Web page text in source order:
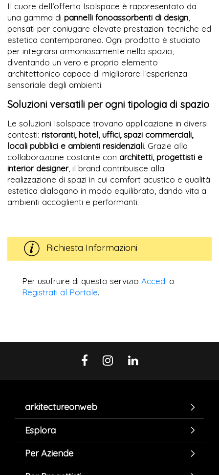
Il cuore dell’offerta Isolspace è rappresentato da
una gamma di pannelli fonoassorbenti di design
pensati per coniugare elevate prestazioni tecniche ed
estetica contemporanea. Ogni prodotto è studiato
per integrarsi armoniosamente nello spazio,
diventando un vero e proprio elemento
architettonico capace di migliorare l’esperienza
sensoriale degli ambienti.
Soluzioni versatili per ogni tipologia di spazio
Le soluzioni Isolspace trovano applicazione in diversi
contesti: ristoranti, hotel, uffici, spazi commerciali,
locali pubblici e ambienti residenziali. Grazie alla
collaborazione costante con architetti, progettisti e
interior designer, il brand contribuisce alla
realizzazione di spazi in cui comfort acustico e qualità
estetica dialogano in modo equilibrato, dando vita a
ambienti accoglienti e performanti.
Richiesta Informazioni
Per usufruire di questo servizio Accedi o
Registrati al Portale.
arkitectureonweb
Esplora
Per Aziende